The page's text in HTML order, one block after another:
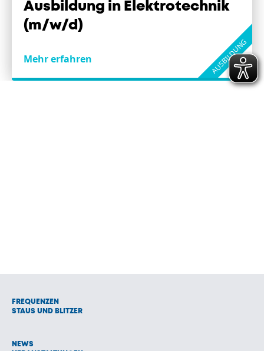
Ausbildung in Elektrotechnik
(m/w/d)
Mehr erfahren AUSBILDUNG
FREQUENZEN
STAUS UND BLITZER
NEWS